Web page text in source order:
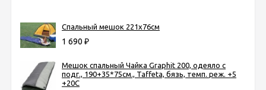
Спальный мешок 221х76см
1 690 ₽
Мешок спальный Чайка Graphit 200, одеяло с
подг., 190+35*75см., Taffeta, бязь, темп. реж. +5
+20C